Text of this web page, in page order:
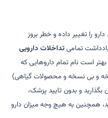
را تغییر داده و خطر بروز
تمامیتداخلات دارویی
است نام تمام داروهایی که
و بی نسخه و محصولات گیاهی)
و بدون تایید پزشک،
همچنین به هیچ وجه میزان دارو